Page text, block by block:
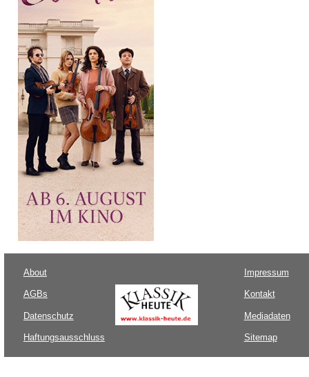
About
AGBs
Datenschutz
Haftungsausschluss
Impressum
Kontakt
Mediadaten
Sitemap